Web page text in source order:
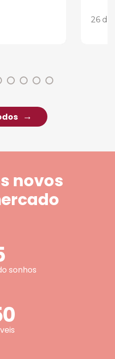
26 de
novos
sonhos